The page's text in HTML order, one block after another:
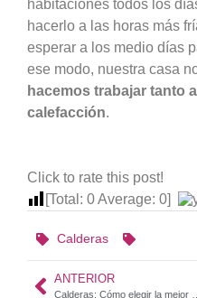
habitaciones todos los
hacerlo a las horas más
esperar a los medio días
ese modo, nuestra casa
hacemos trabajar tanto
calefacción.
Click to rate this post!
[Total: 0Average: 0]
Calderas
ANTERIOR